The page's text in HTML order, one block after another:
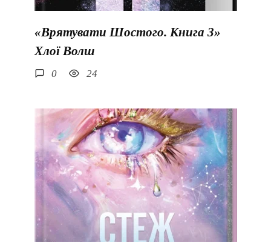
«Врятувати Шостого. Книга 3»
Хлої Волш
0 24